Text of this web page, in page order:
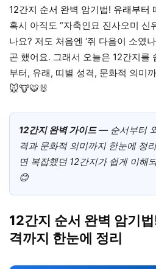
12간지 순서 완벽 암기법! 유래부터
혹시 아직도 “자축인묘 진사오미 신
나요? 저도 처음엔 ‘쥐 다음이 소였
곤 했어요. 그래서 오늘은 12간지를
부터, 유래, 띠별 성격, 문화적 의미
🐭🐮🐯🐰
12간지 완벽 가이드— 순서부터
격과 문화적 의미까지 한눈에 정
면 복잡했던 12간지가 쉽게 이해
😊
12간지 순서 완벽 암기
격까지 한눈에 정리